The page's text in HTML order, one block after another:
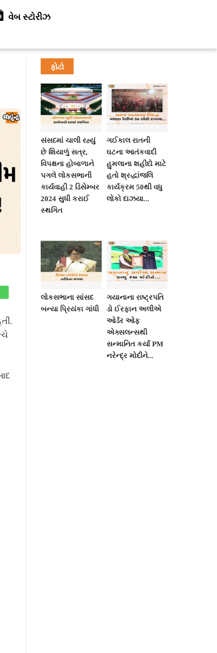
વેબ સ્ટોરીઝ
ફોટો
સંસદમાં ચાલી રહ્યું
છે શિયાળું સત્ર,
વિપક્ષના હોબાળાને
પગલે લોકસભાની
કાર્યવાહી 2 ડિસેમ્બર
2024 સુધી કરાઈ
સ્થગિત
ગઈકાલ રાતની
ઘટના આતંકવાદી
હુમલાના શહીદો માટે
હતો શ્રદ્ધાંજલિ
કાર્યક્રમ 50થી વધુ
લોકો દાઝયા...
લોકસભાના સાંસદ
બન્યા પ્રિયંકા ગાંધી
ગયાનાના રાષ્ટ્રપતિ
ડો ઈરફાન અલીએ
ઓર્ડર ઓફ
એક્સલન્સથી
સન્માનિત કર્યા PM
નરેન્દ્ર મોદીને...